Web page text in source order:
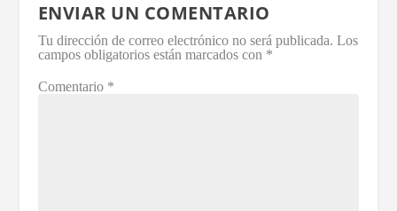
ENVIAR UN COMENTARIO
Tu dirección de correo electrónico no será publicada. Los
campos obligatorios están marcados con *
Comentario *